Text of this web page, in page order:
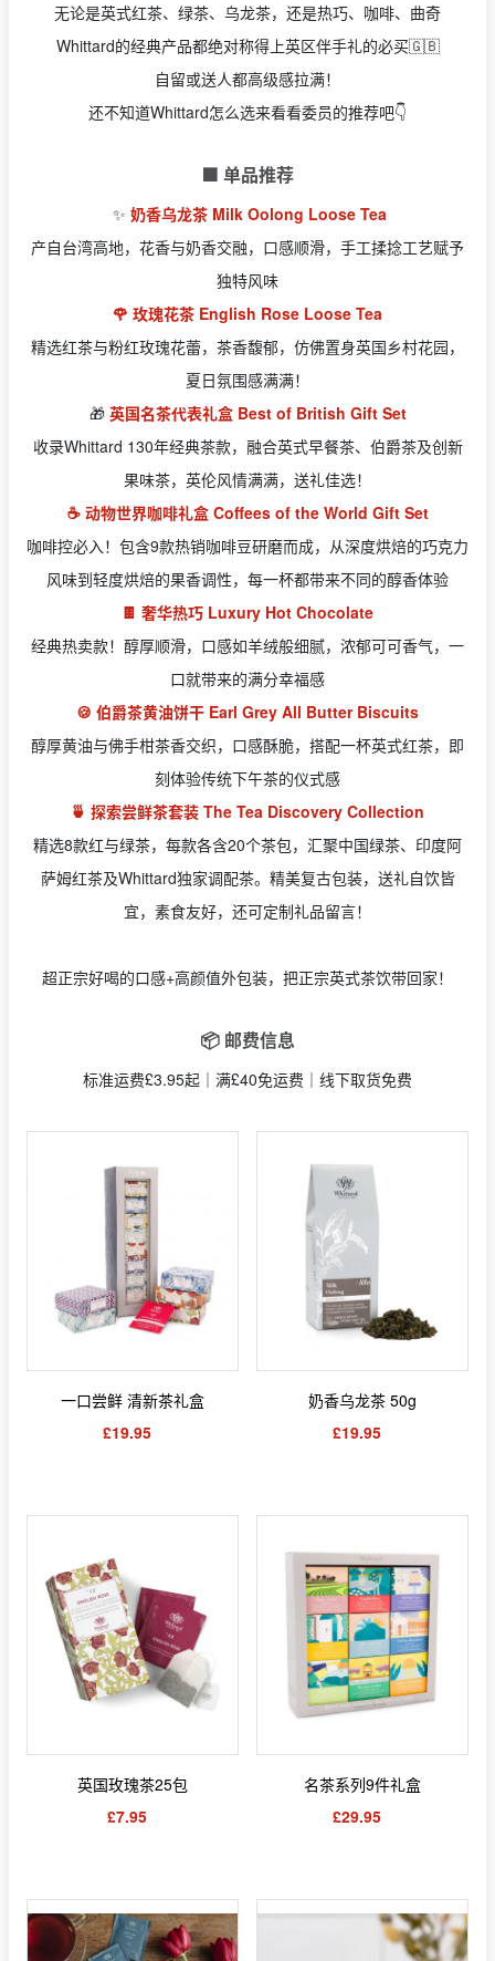
无论是英式红茶、绿茶、乌龙茶，还是热巧、咖啡、曲奇
Whittard的经典产品都绝对称得上英区伴手礼的必买🇬🇧
自留或送人都高级感拉满！
还不知道Whittard怎么选来看看委员的推荐吧👇
🟩 单品推荐
✨ 奶香乌龙茶 Milk Oolong Loose Tea
产自台湾高地，花香与奶香交融，口感顺滑，手工揉捻工艺赋予
独特风味
🌹 玫瑰花茶 English Rose Loose Tea
精选红茶与粉红玫瑰花蕾，茶香馥郁，仿佛置身英国乡村花园，
夏日氛围感满满！
🎁 英国名茶代表礼盒 Best of British Gift Set
收录Whittard 130年经典茶款，融合英式早餐茶、伯爵茶及创新
果味茶，英伦风情满满，送礼佳选！
☕️ 动物世界咖啡礼盒 Coffees of the World Gift Set
咖啡控必入！包含9款热销咖啡豆研磨而成，从深度烘焙的巧克力
风味到轻度烘焙的果香调性，每一杯都带来不同的醇香体验
🍫 奢华热巧 Luxury Hot Chocolate
经典热卖款！醇厚顺滑，口感如羊绒般细腻，浓郁可可香气，一
口就带来的满分幸福感
🍪 伯爵茶黄油饼干 Earl Grey All Butter Biscuits
醇厚黄油与佛手柑茶香交织，口感酥脆，搭配一杯英式红茶，即
刻体验传统下午茶的仪式感
🍵 探索尝鲜茶套装 The Tea Discovery Collection
精选8款红与绿茶，每款各含20个茶包，汇聚中国绿茶、印度阿
萨姆红茶及Whittard独家调配茶。精美复古包装，送礼自饮皆
宜，素食友好，还可定制礼品留言！
超正宗好喝的口感+高颜值外包装，把正宗英式茶饮带回家！
📦 邮费信息
标准运费£3.95起｜满£40免运费｜线下取货免费
一口尝鲜 清新茶礼盒
£19.95
奶香乌龙茶 50g
£19.95
英国玫瑰茶25包
£7.95
名茶系列9件礼盒
£29.95